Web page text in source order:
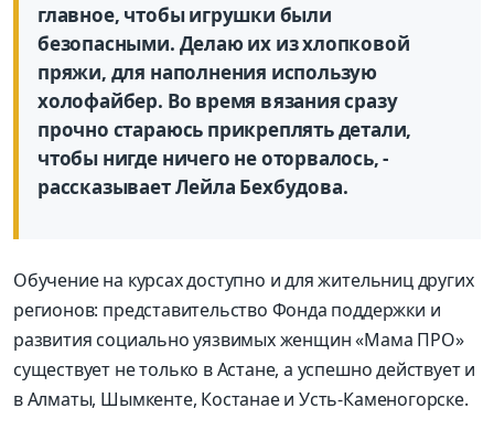
главное, чтобы игрушки были
безопасными. Делаю их из хлопковой
пряжи, для наполнения использую
холофайбер. Во время вязания сразу
прочно стараюсь прикреплять детали,
чтобы нигде ничего не оторвалось, -
рассказывает Лейла Бехбудова.
Обучение на курсах доступно и для жительниц других
регионов: представительство Фонда поддержки и
развития социально уязвимых женщин «Мама ПРО»
существует не только в Астане, а успешно действует и
в Алматы, Шымкенте, Костанае и Усть-Каменогорске.